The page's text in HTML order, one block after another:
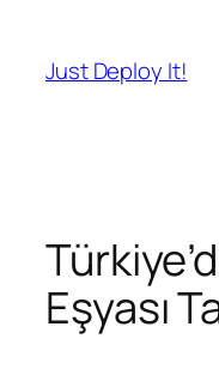
Just Deploy It!
Eşyası